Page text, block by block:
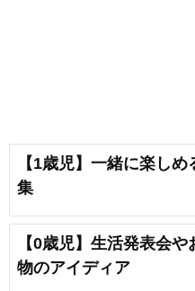
【1歳児】一緒に楽し
集
【0歳児】生活発表会
物のアイディア